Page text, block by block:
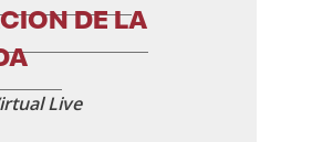
DE LA
Live